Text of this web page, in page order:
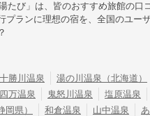
たび」は、皆のおすすめ旅館の
ランに理想の宿を、全国のユー
十勝川温泉 湯の川温泉（北海道）
四万温泉 鬼怒川温泉 塩原温泉
岡県） 和倉温泉 山中温泉